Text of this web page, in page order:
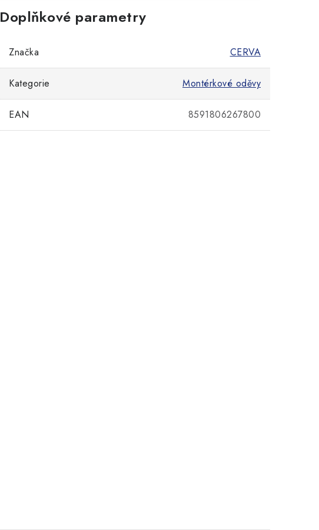
Doplňkové parametry
Značka CERVA
Kategorie Montérkové oděvy
EAN 8591806267800